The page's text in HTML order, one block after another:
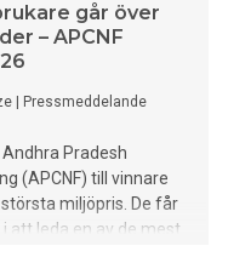
går över
– APCNF
Pressmeddelande
Pradesh
(APCNF) till vinnare
miljöpris. De får
att leda en av de mest